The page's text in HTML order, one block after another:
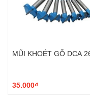
MŨI KHOÉT GỖ DCA
35.000₫